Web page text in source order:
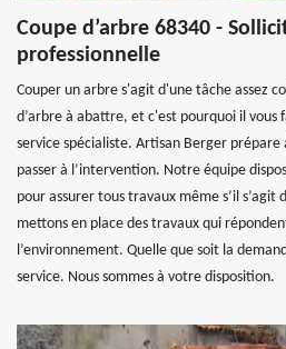
Coupe d’arbre 68340 -
professionnelle
Couper un arbre s'agit d'une tâche assez
d’arbre à abattre, et c'est pourquoi il vous
service spécialiste. Artisan Berger
passer à l’intervention. Notre équipe
pour assurer tous travaux même s’il s’agit
mettons en place des travaux qui
l’environnement. Quelle que soit la
service. Nous sommes à votre disposition.